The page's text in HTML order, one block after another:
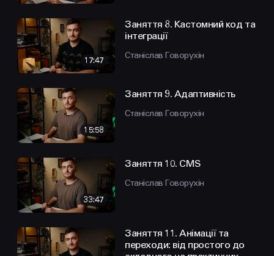
17:47
Заняття 8. Кастомний код та
інтеграції
Станіслав Говорухін
15:58
Заняття 9. Адаптивність
Станіслав Говорухін
33:47
Заняття 10. CMS
Станіслав Говорухін
Заняття 11. Анімації та
переходи: від простого до